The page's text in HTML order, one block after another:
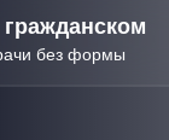
без формы